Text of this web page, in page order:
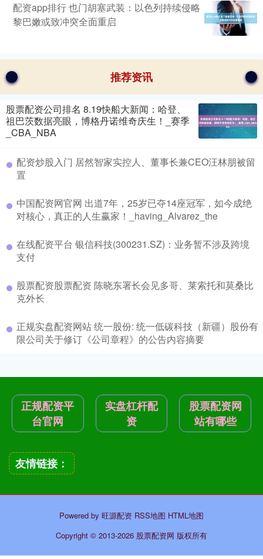
配资app排行 也门胡塞武装：以色列持续侵略
黎巴嫩或致冲突全面重启
推荐资讯
股票配资公司排名 8.19快船大新闻：哈登、
祖巴茨数据亮眼，博格丹诺维奇庆生！_赛季
_CBA_NBA
配资炒股入门 居然智家实控人、董事长兼CEO汪林朋被留
置
中国配资网官网 出道7年，25岁已夺14座冠军，如今成绝
对核心，真正的人生赢家！_having_Alvarez_the
在线配资平台 银信科技(300231.SZ)：业务暂不涉及跨境
支付
股票配资股票配资 陈晓东署长会见多哥、莱索托和莫桑比
克外长
正规实盘配资网站 统一股份: 统一低碳科技（新疆）股份有
限公司关于修订《公司章程》的公告内容摘要
正规配资平
台官网
实盘杠杆配
资
股票配资网
站有哪些
友情链接：
Powered by 旺源配资 RSS地图 HTML地图
Copyright © 2013-2026 股票配资网 版权所有